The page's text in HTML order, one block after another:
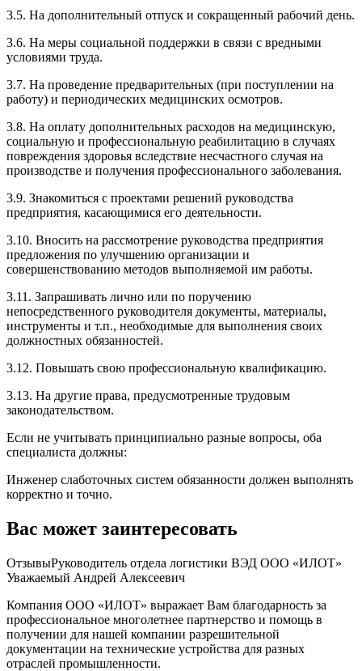
3.5. На дополнительный отпуск и сокращенный рабочий день.
3.6. На меры социальной поддержки в связи с вредными
условиями труда.
3.7. На проведение предварительных (при поступлении на
работу) и периодических медицинских осмотров.
3.8. На оплату дополнительных расходов на медицинскую,
социальную и профессиональную реабилитацию в случаях
повреждения здоровья вследствие несчастного случая на
производстве и получения профессионального заболевания.
3.9. Знакомиться с проектами решений руководства
предприятия, касающимися его деятельности.
3.10. Вносить на рассмотрение руководства предприятия
предложения по улучшению организации и
совершенствованию методов выполняемой им работы.
3.11. Запрашивать лично или по поручению
непосредственного руководителя документы, материалы,
инструменты и т.п., необходимые для выполнения своих
должностных обязанностей.
3.12. Повышать свою профессиональную квалификацию.
3.13. На другие права, предусмотренные трудовым
законодательством.
Если не учитывать принципиально разные вопросы, оба
специалиста должны:
Инженер слаботочных систем обязанности должен выполнять
корректно и точно.
Вас может заинтересовать
ОтзывыРуководитель отдела логистики ВЭД ООО «ИЛОТ»
Уважаемый Андрей Алексеевич
Компания ООО «ИЛОТ» выражает Вам благодарность за
профессиональное многолетнее партнерство и помощь в
получении для нашей компании разрешительной
документации на технические устройства для разных
отраслей промышленности.